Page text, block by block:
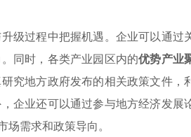
级过程中把握机遇。企业可以通过
同时，各类产业园区内的优势产业
究地方政府发布的相关政策文件，
企业还可以通过参与地方经济发展
需求和政策导向。